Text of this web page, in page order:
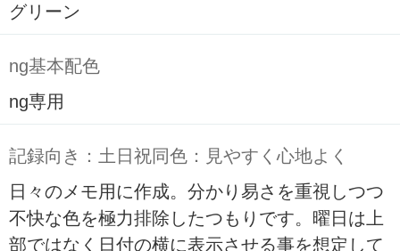
グリーン
ng基本配色
ng専用
記録向き：土日祝同色：見やすく心地よく
日々のメモ用に作成。分かり易さを重視しつつ
不快な色を極力排除したつもりです。曜日は上
部ではなく日付の横に表示させる事を想定して